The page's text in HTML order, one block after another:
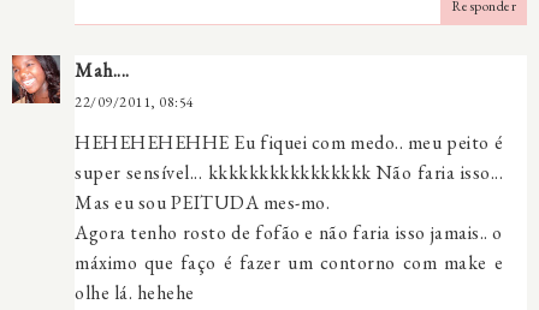
Responder
Mah....
22/09/2011, 08:54
HEHEHEHEHHE Eu fiquei com medo.. meu peito é
super sensível... kkkkkkkkkkkkkkkk Não faria isso...
Mas eu sou PEITUDA mes-mo.
Agora tenho rosto de fofão e não faria isso jamais.. o
máximo que faço é fazer um contorno com make e
olhe lá. hehehe